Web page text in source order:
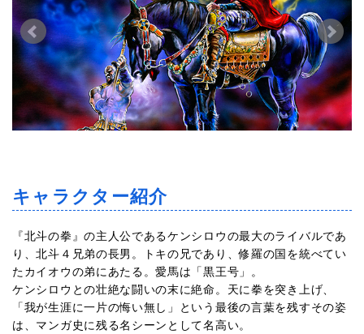
キャラクター紹介
『北斗の拳』の主人公であるケンシロウの最大のライバルであ
り、北斗４兄弟の長男。トキの兄であり、修羅の国を統べてい
たカイオウの弟にあたる。愛馬は「黒王号」。
ケンシロウとの壮絶な闘いの末に絶命。天に拳を突き上げ、
「我が生涯に一片の悔い無し」という最後の言葉を残すその姿
は、マンガ史に残る名シーンとして名高い。